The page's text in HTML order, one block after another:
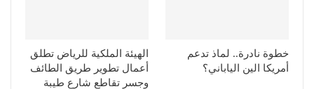
خطوة نادرة.. لماذ تدعم
أمريكا الين الياباني؟
الهيئة الملكية للرياض تطلق
أعمال تطوير طريق الطائف
وجسر تقاطع شارع طيبة